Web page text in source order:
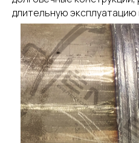
длительную эксплуатацию